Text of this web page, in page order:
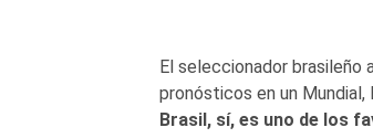
El seleccionador brasileño
pronósticos en un
Brasil, sí, es uno de los